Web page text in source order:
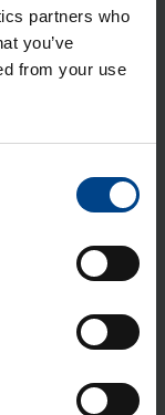
partners who
you’ve
from your use
p160 mit­
3-na­pai­
p160 mit­
3-na­pai­
p160 mit­